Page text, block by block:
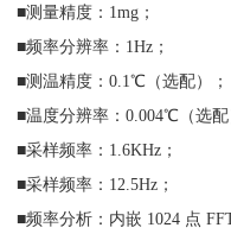
■测量精度：1mg；
■频率分辨率：1Hz；
■测温精度：0.1℃（选配）；
■温度分辨率：0.004℃（选配
■采样频率：1.6KHz；
■采样频率：12.5Hz；
■频率分析：内嵌 1024 点